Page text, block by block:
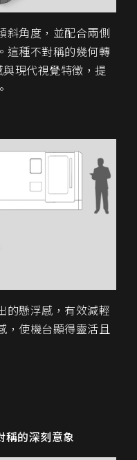
斜角度 ，並配合兩側
這種不對稱的幾何轉
與現代視覺特徵 ，提
的懸浮感，有效減輕
，使機台顯得靈活且
的深刻意象